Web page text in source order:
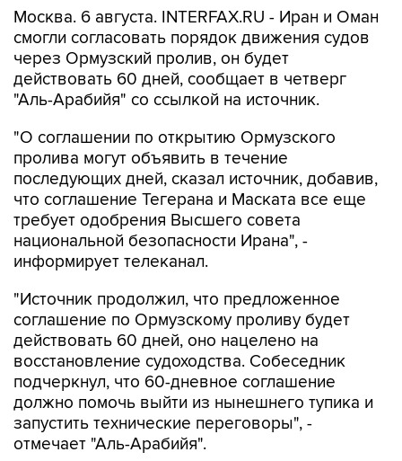
Москва. 6 августа. INTERFAX.RU - Иран и Оман
смогли согласовать порядок движения судов
через Ормузский пролив, он будет
действовать 60 дней, сообщает в четверг
"Аль-Арабийя" со ссылкой на источник.
"О соглашении по открытию Ормузского
пролива могут объявить в течение
последующих дней, сказал источник, добавив,
что соглашение Тегерана и Маската все еще
требует одобрения Высшего совета
национальной безопасности Ирана", -
информирует телеканал.
"Источник продолжил, что предложенное
соглашение по Ормузскому проливу будет
действовать 60 дней, оно нацелено на
восстановление судоходства. Собеседник
подчеркнул, что 60-дневное соглашение
должно помочь выйти из нынешнего тупика и
запустить технические переговоры", -
отмечает "Аль-Арабийя".